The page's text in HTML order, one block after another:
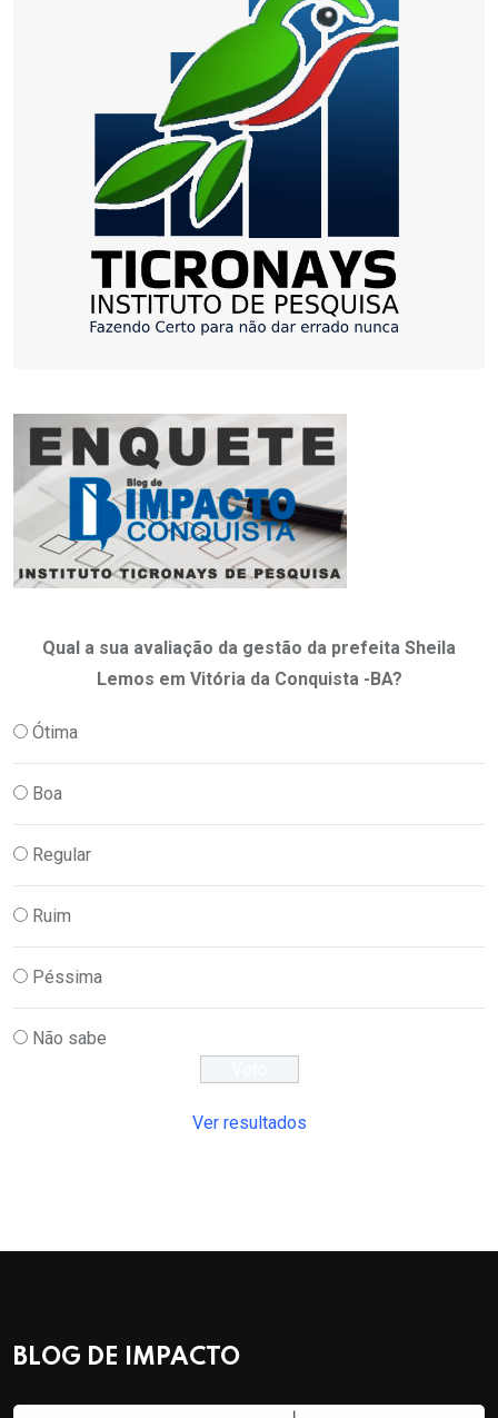
Qual a sua avaliação da gestão da prefeita Sheila
Lemos em Vitória da Conquista -BA?
Ótima
Boa
Regular
Ruim
Péssima
Não sabe
Ver resultados
BLOG DE IMPACTO